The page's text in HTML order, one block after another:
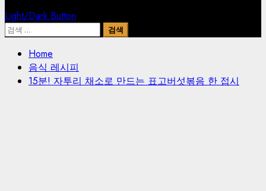
Light/Dark Button
검
Home
음식 레시피
15분! 자투리 채소로 만드는 표고버섯볶음 한 접시